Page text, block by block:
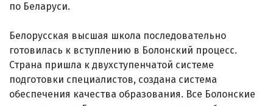
по Беларуси.
Белорусская высшая школа последовательно
готовилась к вступлению в Болонский процесс.
Страна пришла к двухступенчатой системе
подготовки специалистов, создана система
обеспечения качества образования. Все Болонские